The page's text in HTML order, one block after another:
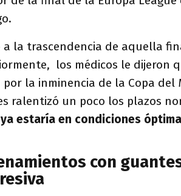
a la trascendencia de aquella
los médicos le dijeron
la inminencia de la Copa del
ralentizó un poco los plazos
ya estaría en condiciones
con